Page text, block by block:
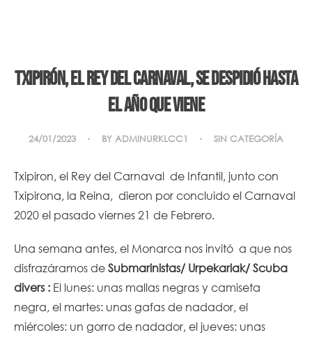
Txipirón, el rey del Carnaval, se despidió hasta
el año que viene
24/01/2023 BY ADMINURKLCC1 SIN CATEGORÍA
Txipiron, el Rey del Carnaval de Infantil, junto con
Txipirona, la Reina, dieron por concluido el Carnaval
2020 el pasado viernes 21 de Febrero.
Una semana antes, el Monarca nos invitó a que nos
disfrazáramos deSubmarinistas/ Urpekariak/ Scuba
divers : El lunes: unas mallas negras y camiseta
negra, el martes: unas gafas de nadador, el
miércoles: un gorro de nadador, el jueves: unas